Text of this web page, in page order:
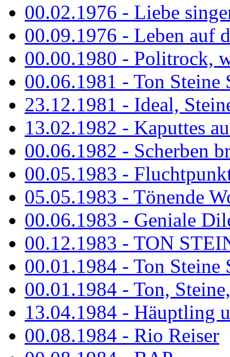
00.02.1976 - Liebe
00.09.1976 - Leben auf
00.00.1980 - Politrock,
00.06.1981 - Ton Steine
23.12.1981 - Ideal,
13.02.1982 - Kaputtes
00.06.1982 - Scherben
00.05.1983 -
05.05.1983 - Tönende
00.06.1983 - Geniale
00.12.1983 - TON
00.01.1984 - Ton Steine
00.01.1984 - Ton,
13.04.1984 - Häuptling
00.08.1984 - Rio Reiser